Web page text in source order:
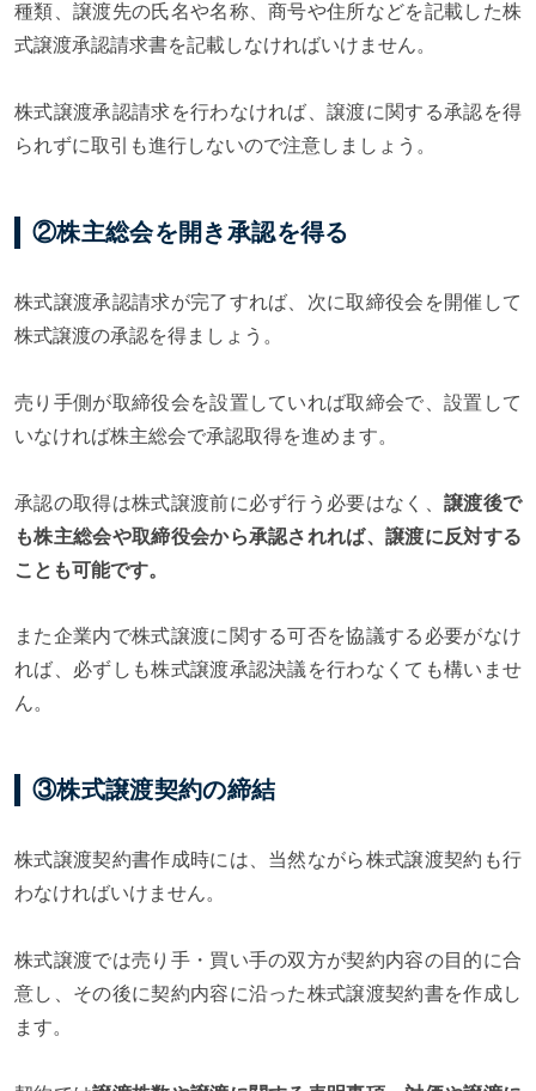
種類、譲渡先の氏名や名称、商号や住所などを記載した株
式譲渡承認請求書を記載しなければいけません。
株式譲渡承認請求を行わなければ、譲渡に関する承認を得
られずに取引も進行しないので注意しましょう。
②株主総会を開き承認を得る
株式譲渡承認請求が完了すれば、次に取締役会を開催して
株式譲渡の承認を得ましょう。
売り手側が取締役会を設置していれば取締会で、設置して
いなければ株主総会で承認取得を進めます。
承認の取得は株式譲渡前に必ず行う必要はなく、譲渡後で
も株主総会や取締役会から承認されれば、譲渡に反対する
ことも可能です。
また企業内で株式譲渡に関する可否を協議する必要がなけ
れば、必ずしも株式譲渡承認決議を行わなくても構いませ
ん。
③株式譲渡契約の締結
株式譲渡契約書作成時には、当然ながら株式譲渡契約も行
わなければいけません。
株式譲渡では売り手・買い手の双方が契約内容の目的に合
意し、その後に契約内容に沿った株式譲渡契約書を作成し
ます。